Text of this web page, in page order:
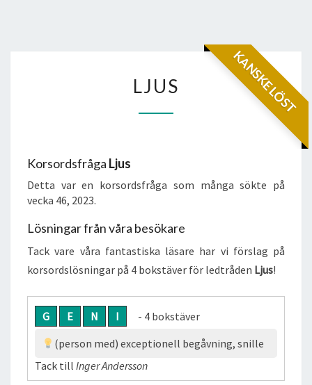
KANSKE LÖST
LJUS
Korsordsfråga Ljus
Detta var en korsordsfråga som många sökte på
vecka 46, 2023.
Lösningar från våra besökare
Tack vare våra fantastiska läsare har vi förslag på
korsordslösningar på 4 bokstäver för ledtråden Ljus!
G E N I
- 4 bokstäver
(person med) exceptionell begåvning, snille
Tack till Inger Andersson